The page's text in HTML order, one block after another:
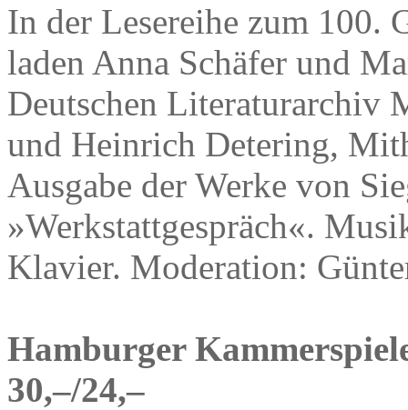
In der Lesereihe zum 100.
laden Anna Schäfer und
Deutschen Literaturarchiv
und Heinrich Detering,
Ausgabe der Werke von
»Werkstattgespräch«.
Klavier. Moderation:
Hamburger
30,–/24,–